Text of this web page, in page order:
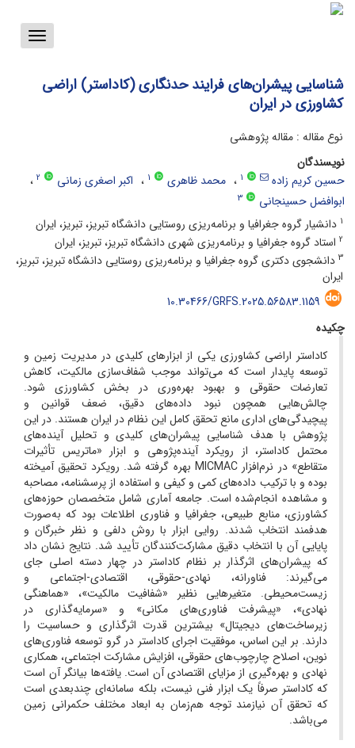
Toggle
شناسایی پیشران‌های فرایند حدنگاری (کاداستر) اراضی
کشاورزی در ایران
نوع مقاله : مقاله پژوهشی
نویسندگان
حسین کریم زاده
1 محمد ظاهری 1 اکبر اصغری زمانی 2
ابوافضل حسینجانی
3
1 دانشیار گروه جغرافیا و برنامه‌ریزی روستایی دانشگاه تبریز، تبریز، ایران
2 استاد گروه جغرافیا و برنامه‌ریزی شهری دانشگاه تبریز، تبریز، ایران
3 دانشجوی دکتری گروه جغرافیا و برنامه‌ریزی روستایی دانشگاه تبریز، تبریز،
ایران
10.30466/GRFS.2025.56583.1159
چکیده
کاداستر اراضی کشاورزی یکی از ابزارهای کلیدی در مدیریت زمین و
توسعه پایدار است که می‌تواند موجب شفاف‌سازی مالکیت، کاهش
تعارضات حقوقی و بهبود بهره‌وری در بخش کشاورزی شود.
چالش‌هایی همچون نبود داده‌های دقیق، ضعف قوانین و
پیچیدگی‌های اداری مانع تحقق کامل این نظام در ایران هستند. در این
پژوهش با هدف شناسایی پیشران‌های کلیدی و تحلیل آینده‌های
محتمل کاداستر، از رویکرد آینده‌پژوهی و ابزار «ماتریس تأثیرات
متقاطع» در نرم‌افزار MICMAC بهره گرفته شد. رویکرد تحقیق آمیخته
بوده و با ترکیب داده‌های کمی و کیفی و استفاده از پرسشنامه، مصاحبه
و مشاهده انجام‌شده است. جامعه آماری شامل متخصصان حوزه‌های
کشاورزی، منابع طبیعی، جغرافیا و فناوری اطلاعات بود که به‌صورت
هدفمند انتخاب شدند. روایی ابزار با روش دلفی و نظر خبرگان و
پایایی آن با انتخاب دقیق مشارکت‌کنندگان تأیید شد. نتایج نشان داد
که پیشران‌های اثرگذار بر نظام کاداستر در چهار دسته اصلی جای
می‌گیرند: فناورانه، نهادی-حقوقی، اقتصادی-اجتماعی و
زیست‌محیطی. متغیرهایی نظیر «شفافیت مالکیت»، «هماهنگی
نهادی»، «پیشرفت فناوری‌های مکانی» و «سرمایه‌گذاری در
زیرساخت‌های دیجیتال» بیشترین قدرت اثرگذاری و حساسیت را
دارند. بر این اساس، موفقیت اجرای کاداستر در گرو توسعه فناوری‌های
نوین، اصلاح چارچوب‌های حقوقی، افزایش مشارکت اجتماعی، همکاری
نهادی و بهره‌گیری از مزایای اقتصادی آن است. یافته‌ها بیانگر آن است
که کاداستر صرفاً یک ابزار فنی نیست، بلکه سامانه‌ای چندبعدی است
که تحقق آن نیازمند توجه هم‌زمان به ابعاد مختلف حکمرانی زمین
می‌باشد.